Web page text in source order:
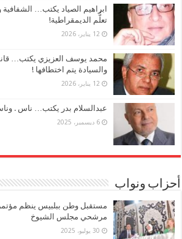
ابراهيم الصياد يكتب…
تعلُّم الديمقراطية!
12 يناير، 2026
محمد يوسف العزيزي يكتب…
والسيادة يتم اختطافها !
12 يناير، 2026
عبدالسلام بدر يكتب… ناس .
6 ديسمبر، 2025
أحزاب ونواب
مستقبل وطن ببلبيس ينظم
مرشحي مجلس الشيوخ
30 يوليو، 2025